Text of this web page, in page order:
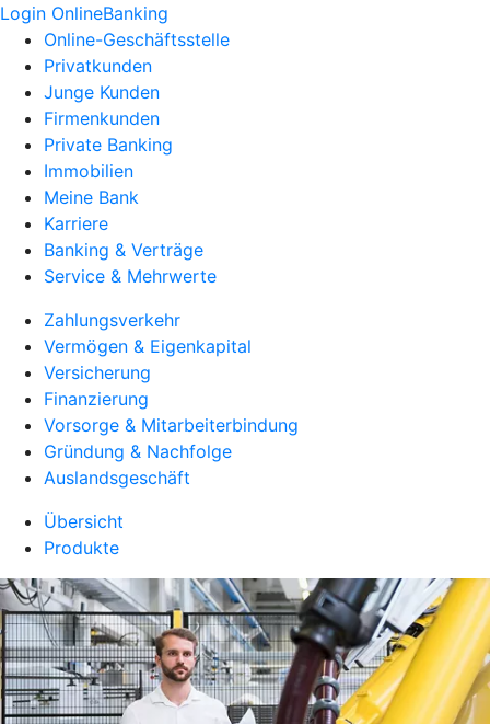
Login OnlineBanking
Online-Geschäftsstelle
Privatkunden
Junge Kunden
Firmenkunden
Private Banking
Immobilien
Meine Bank
Karriere
Banking & Verträge
Service & Mehrwerte
Zahlungsverkehr
Vermögen & Eigenkapital
Versicherung
Finanzierung
Vorsorge & Mitarbeiterbindung
Gründung & Nachfolge
Auslandsgeschäft
Übersicht
Produkte